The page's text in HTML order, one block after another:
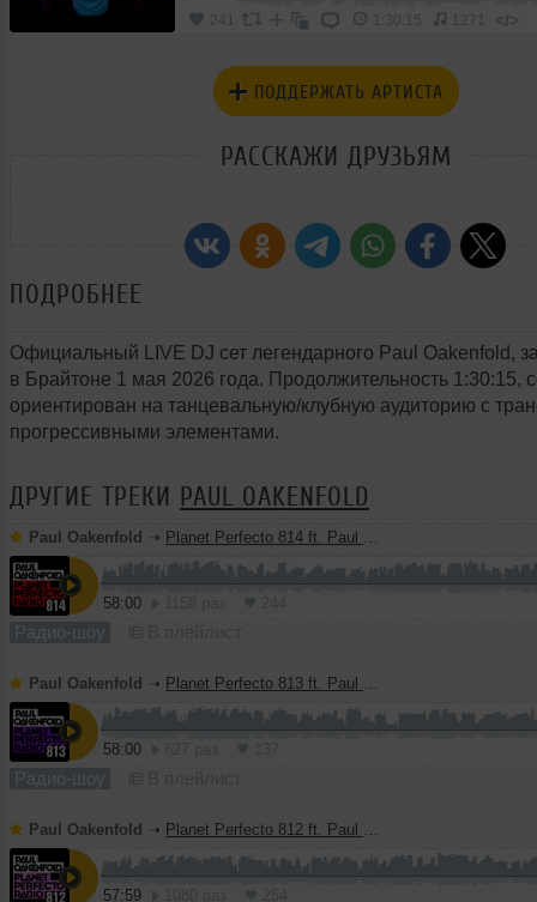
241 1:30:15 1271 </>
ПОДДЕРЖАТЬ АРТИСТА
РАССКАЖИ ДРУЗЬЯМ
ПОДРОБНЕЕ
Официальный LIVE DJ сет легендарного Paul Oakenfold,
в Брайтоне 1 мая 2026 года. Продолжительность 1:30:15,
ориентирован на танцевальную/клубную аудиторию с
прогрессивными элементами.
ДРУГИЕ ТРЕКИ PAUL OAKENFOLD
Paul Oakenfold ➝ Planet Perfecto 814 ft. Paul Oakenfold
58:00
Радио-шоу
Paul Oakenfold ➝ Planet Perfecto 813 ft. Paul Oakenfold
58:00
Радио-шоу
Paul Oakenfold ➝ Planet Perfecto 812 ft. Paul Oakenfold
57:59